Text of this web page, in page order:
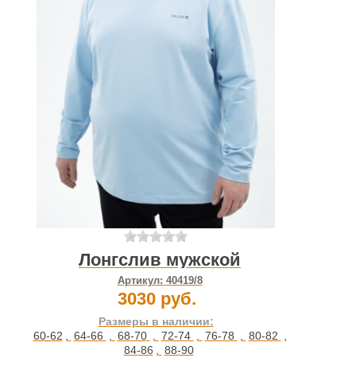
Лонгслив мужской
Артикул: 40419/8
3030 руб.
Размеры в наличии:
60-62 , 64-66 , 68-70 , 72-74 , 76-78 , 80-82 ,
84-86 , 88-90